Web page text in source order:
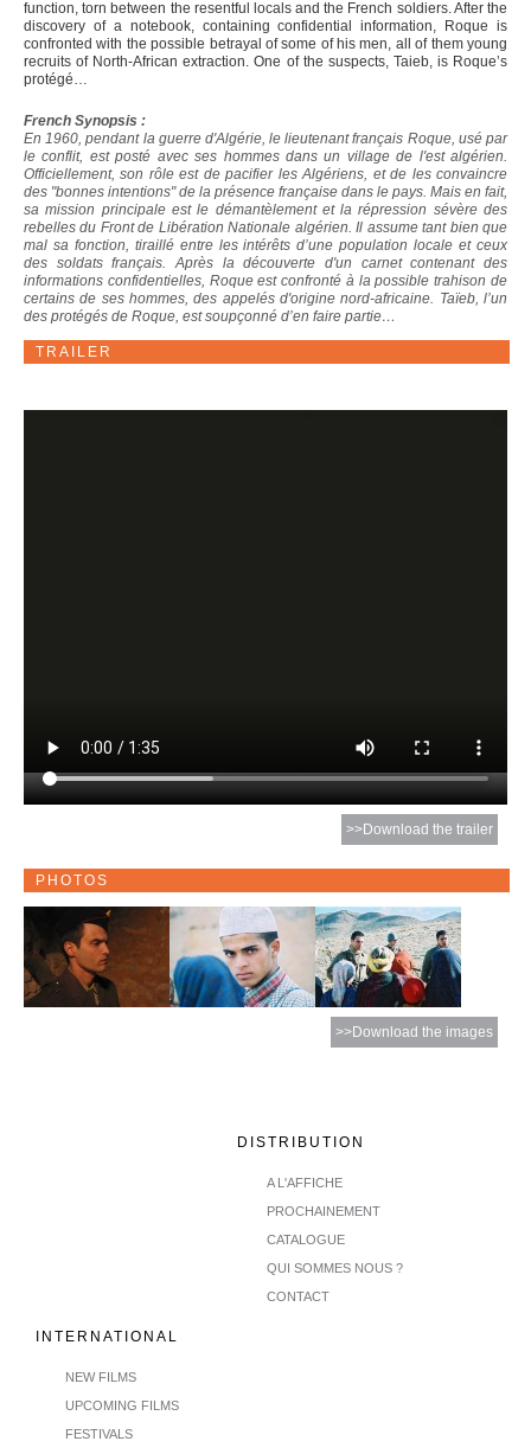
function, torn between the resentful locals and the French soldiers. After the
discovery of a notebook, containing confidential information, Roque is
confronted with the possible betrayal of some of his men, all of them young
recruits of North-African extraction. One of the suspects, Taieb, is Roque’s
protégé…
French Synopsis :
En 1960, pendant la guerre d'Algérie, le lieutenant français Roque, usé par
le conflit, est posté avec ses hommes dans un village de l'est algérien.
Officiellement, son rôle est de pacifier les Algériens, et de les convaincre
des "bonnes intentions" de la présence française dans le pays. Mais en fait,
sa mission principale est le démantèlement et la répression sévère des
rebelles du Front de Libération Nationale algérien. Il assume tant bien que
mal sa fonction, tiraillé entre les intérêts d’une population locale et ceux
des soldats français. Après la découverte d'un carnet contenant des
informations confidentielles, Roque est confronté à la possible trahison de
certains de ses hommes, des appelés d'origine nord-africaine. Taïeb, l’un
des protégés de Roque, est soupçonné d’en faire partie…
TRAILER
>>Download the trailer
PHOTOS
>>Download the images
DISTRIBUTION
A L'AFFICHE
PROCHAINEMENT
CATALOGUE
QUI SOMMES NOUS ?
CONTACT
INTERNATIONAL
NEW FILMS
UPCOMING FILMS
FESTIVALS